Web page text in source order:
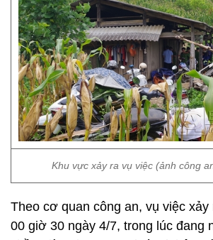
Khu vực xảy ra vụ việc (ảnh công
Theo cơ quan công an, vụ việc xảy
00 giờ 30 ngày 4/7, trong lúc đang